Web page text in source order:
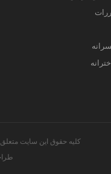
کلیه حقوق این سایت متعلق به